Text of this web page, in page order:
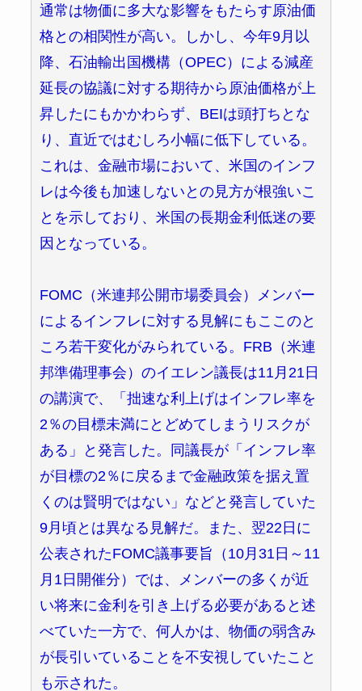
通常は物価に多大な影響をもたらす原油価
格との相関性が高い。しかし、今年9月以
降、石油輸出国機構（OPEC）による減産
延長の協議に対する期待から原油価格が上
昇したにもかかわらず、BEIは頭打ちとな
り、直近ではむしろ小幅に低下している。
これは、金融市場において、米国のインフ
レは今後も加速しないとの見方が根強いこ
とを示しており、米国の長期金利低迷の要
因となっている。
FOMC（米連邦公開市場委員会）メンバー
によるインフレに対する見解にもここのと
ころ若干変化がみられている。FRB（米連
邦準備理事会）のイエレン議長は11月21日
の講演で、「拙速な利上げはインフレ率を
2％の目標未満にとどめてしまうリスクが
ある」と発言した。同議長が「インフレ率
が目標の2％に戻るまで金融政策を据え置
くのは賢明ではない」などと発言していた
9月頃とは異なる見解だ。また、翌22日に
公表されたFOMC議事要旨（10月31日～11
月1日開催分）では、メンバーの多くが近
い将来に金利を引き上げる必要があると述
べていた一方で、何人かは、物価の弱含み
が長引いていることを不安視していたこと
も示された。